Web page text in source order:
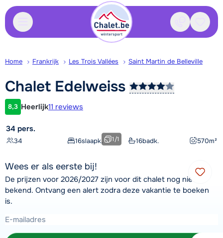
Contact
Home Frankrijk Les Trois Vallées Saint Martin de Belleville
Chalet Edelweiss
Klantwaardering
8,3 Heerlijk11 reviews
34 pers.
34 16slaapk. 16badk. 570m²
1/1
Wees er als eerste bij!
De prijzen voor 2026/2027 zijn voor dit chalet nog niet
bekend. Ontvang een alert zodra deze vakantie te boeken
is.